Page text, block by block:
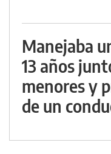
Manejaba
13 años
menores y
de un